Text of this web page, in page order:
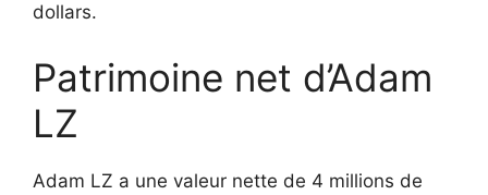
dollars.
Patrimoine net d’Adam
LZ
Adam LZ a une valeur nette de 4 millions de